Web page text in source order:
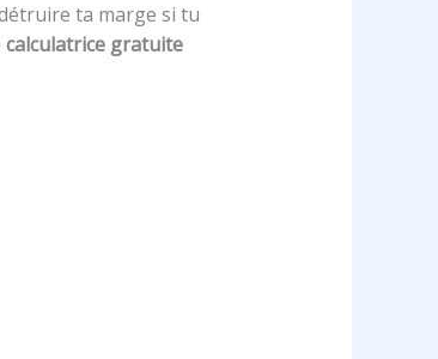
ta marge si tu
calculatrice gratuite